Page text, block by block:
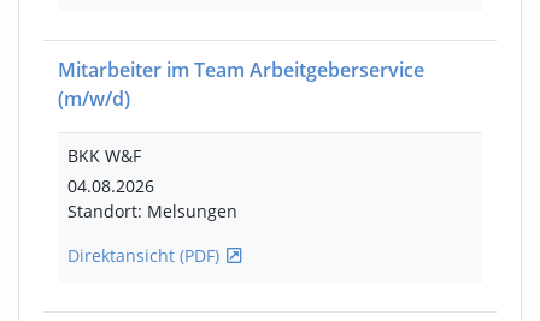
Mitarbeiter im Team Arbeitgeberservice
(m/w/d)
BKK W&F
04.08.2026
Standort: Melsungen
Direktansicht (PDF)